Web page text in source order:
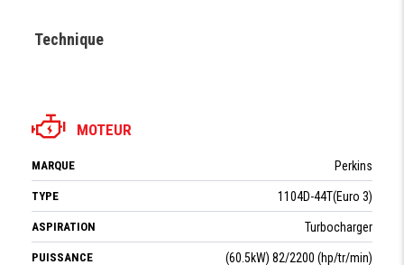
Technique
MOTEUR
MARQUE Perkins
TYPE 1104D-44T(Euro 3)
ASPIRATION Turbocharger
PUISSANCE (60.5kW) 82/2200 (hp/tr/min)